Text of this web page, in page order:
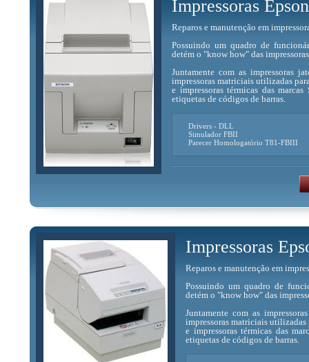
Impressoras
Reparos e manutenção em
Possuindo um quadro de
detém o "know how" das
Juntamente com as impressoras
impressoras matriciais utilizadas
e impressoras térmicas das
etiquetas de códigos de barras.
Drivers - DLL
Simulador FBII
Parecer Homologatório T81-FBIII
Impressoras
Reparos e manutenção em
Possuindo um quadro de
detém o "know how" das
Juntamente com as
impressoras matriciais
e impressoras térmicas das
etiquetas de códigos de barras.